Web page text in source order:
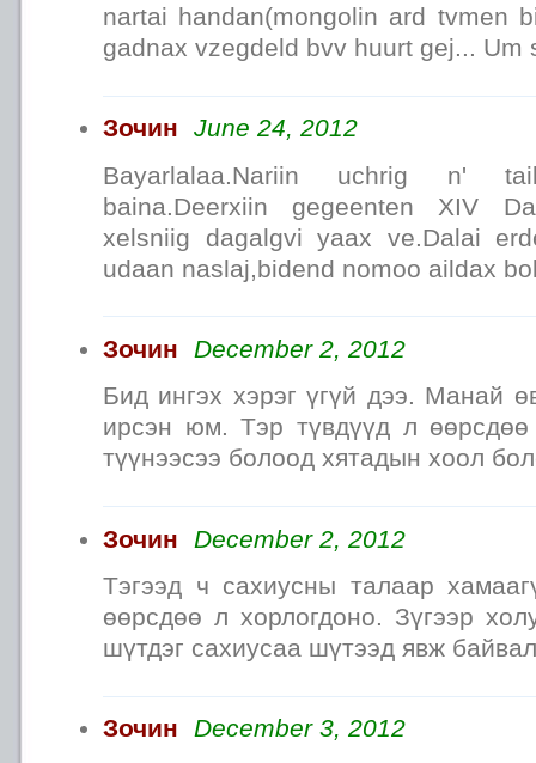
nartai handan(mongolin ard tvmen
gadnax vzegdeld bvv huurt gej... Um
Зочин
June 24, 2012
Bayarlalaa.Nariin uchrig n'
baina.Deerxiin gegeenten XIV
xelsniig dagalgvi yaax ve.Dalai
udaan naslaj,bidend nomoo aildax
Зочин
December 2, 2012
Бид ингэх хэрэг үгүй дээ. Манай
ирсэн юм. Тэр түвдүүд л
түүнээсээ болоод хятадын хоол
Зочин
December 2, 2012
Тэгээд ч сахиусны талаар
өөрсдөө л хорлогдоно. Зүгээр
шүтдэг сахиусаа шүтээд явж
Зочин
December 3, 2012